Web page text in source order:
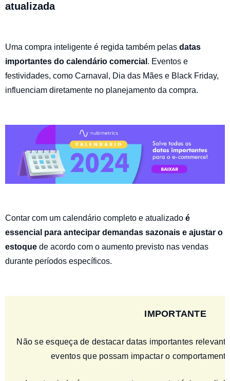
atualizada
Uma compra inteligente é regida também pelas datas
importantes do calendário comercial . Eventos e
festividades, como Carnaval, Dia das Mães e Black Friday,
influenciam diretamente no planejamento da compra.
Contar com um calendário completo e atualizado é
essencial para antecipar demandas sazonais e ajustar o
estoque de acordo com o aumento previsto nas vendas
durante períodos específicos.
IMPORTANTE
Não se esqueça de destacar datas importantes
eventos que possam impactar o